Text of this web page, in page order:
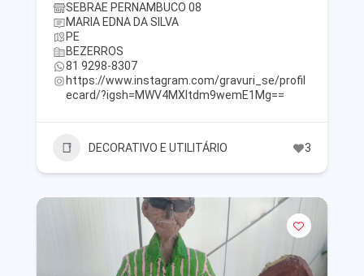
SEBRAE PERNAMBUCO 08
MARIA EDNA DA SILVA
PE
BEZERROS
81 9298-8307
https://www.instagram.com/gravuri_se/profil
ecard/?igsh=MWV4MXltdm9wemE1Mg==
DECORATIVO E UTILITÁRIO 3